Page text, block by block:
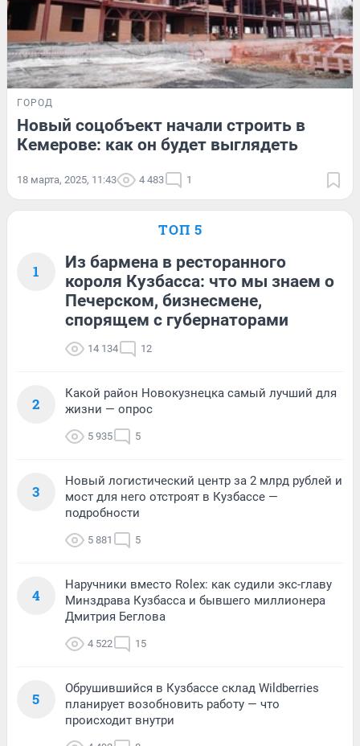
ГОРОД
Новый соцобъект начали строить в
Кемерове: как он будет выглядеть
18 марта, 2025, 11:43 4 483 1
ТОП 5
1
Из бармена в ресторанного
короля Кузбасса: что мы знаем о
Печерском, бизнесмене,
спорящем с губернаторами
14 134 12
2
Какой район Новокузнецка самый лучший для
жизни — опрос
5 935 5
3
Новый логистический центр за 2 млрд рублей и
мост для него отстроят в Кузбассе —
подробности
5 881 5
4
Наручники вместо Rolex: как судили экс-главу
Минздрава Кузбасса и бывшего миллионера
Дмитрия Беглова
4 522 15
5
Обрушившийся в Кузбассе склад Wildberries
планирует возобновить работу — что
происходит внутри